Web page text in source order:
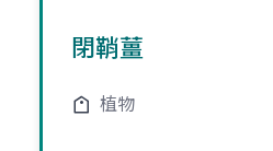
閉鞘薑
植物